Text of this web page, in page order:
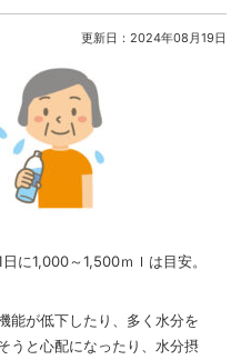
報
せ
更新日：2024年08月19日
日に1,000～1,500ｍｌは目安。
能が低下したり、多く水分を
うと心配になったり、水分摂